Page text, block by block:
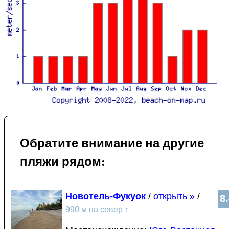
Обратите внимание на другие
пляжи рядом:
Новотель-Фукуок / открыть » /
990 м на север ↑